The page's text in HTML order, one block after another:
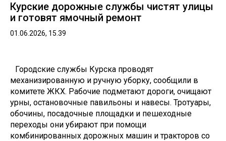
Курские дорожные службы чистят улицы
и готовят ямочный ремонт
01.06.2026, 15.39
Городские службы Курска проводят
механизированную и ручную уборку, сообщили в
комитете ЖКХ. Рабочие подметают дороги, очищают
урны, остановочные павильоны и навесы. Тротуары,
обочины, посадочные площадки и пешеходные
переходы они убирают при помощи
комбинированных дорожных машин и тракторов со